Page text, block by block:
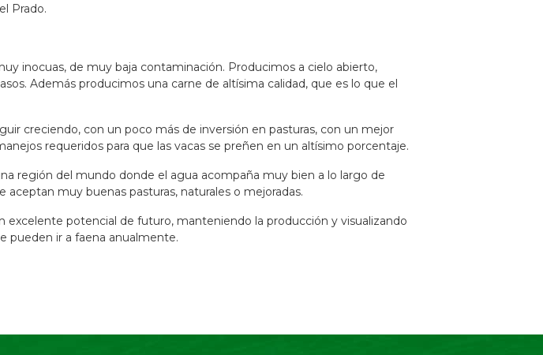
Prado.
inocuas, de muy baja contaminación. Producimos a cielo abierto,
Además producimos una carne de altísima calidad, que es lo que el
creciendo, con un poco más de inversión en pasturas, con un mejor
requeridos para que las vacas se preñen en un altísimo porcentaje.
región del mundo donde el agua acompaña muy bien a lo largo de
aceptan muy buenas pasturas, naturales o mejoradas.
excelente potencial de futuro, manteniendo la producción y visualizando
pueden ir a faena anualmente.